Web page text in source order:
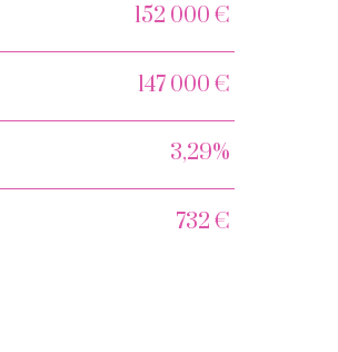
152 000 €
147 000 €
3,29%
732 €